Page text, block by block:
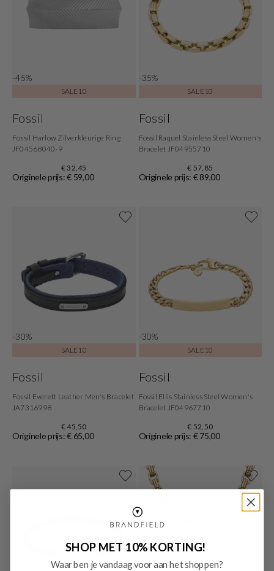
-45%
SALE10
Fossil
Fossil Harlow Zilverkleurige Ring
JF04568040-9
€ 32,45
Originele prijs: € 59,00
-35%
SALE10
Fossil
Fossil Raquel Stainless Steel Women's
Bracelet JF04955710
€ 57,85
Originele prijs: € 89,00
-30%
SALE10
Fossil
Fossil Everett Leather Men's Bracelet
JA7316998
€ 45,50
Originele prijs: € 65,00
-30%
SALE10
Fossil
Fossil Ellis Stainless Steel Women's
Bracelet JF04967710
€ 52,50
Originele prijs: € 75,00
SHOP MET 10% KORTING!
Waar ben je vandaag voor aan het shoppen?